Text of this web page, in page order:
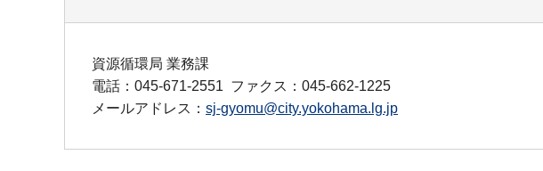
資源循環局 業務課
電話：045-671-2551 ファクス：045-662-1225
メールアドレス： sj-gyomu@city.yokohama.lg.jp